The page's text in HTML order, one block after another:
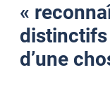
«
distinctifs
d’une